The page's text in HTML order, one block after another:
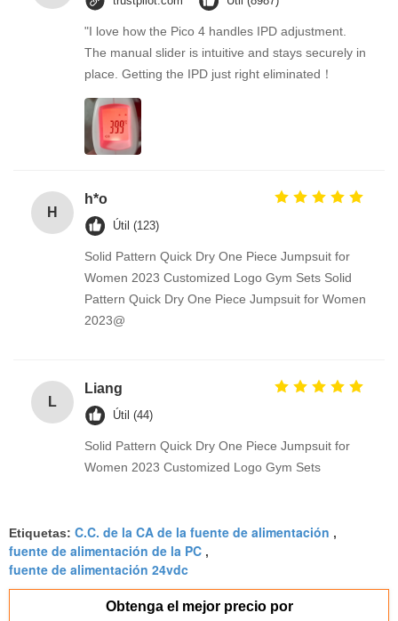
"I love how the Pico 4 handles IPD adjustment.
The manual slider is intuitive and stays securely in
place. Getting the IPD just right eliminated！
H
h*o
Útil (123)
Solid Pattern Quick Dry One Piece Jumpsuit for
Women 2023 Customized Logo Gym Sets Solid
Pattern Quick Dry One Piece Jumpsuit for Women
2023@
L
Liang
Útil (44)
Solid Pattern Quick Dry One Piece Jumpsuit for
Women 2023 Customized Logo Gym Sets
Etiquetas: C.C. de la CA de la fuente de alimentación ,
fuente de alimentación de la PC ,
fuente de alimentación 24vdc
Obtenga el mejor precio por